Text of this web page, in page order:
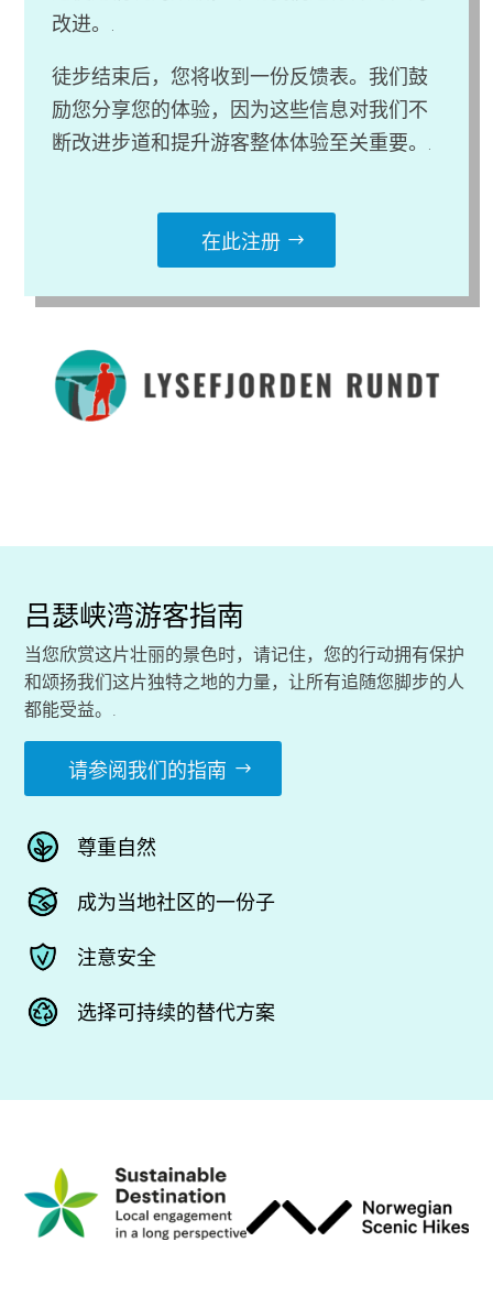
改进。.
徒步结束后，您将收到一份反馈表。我们鼓
励您分享您的体验，因为这些信息对我们不
断改进步道和提升游客整体体验至关重要。.
在此注册
吕瑟峡湾游客指南
当您欣赏这片壮丽的景色时，请记住，您的行动拥有保护
和颂扬我们这片独特之地的力量，让所有追随您脚步的人
都能受益。.
请参阅我们的指南
尊重自然
成为当地社区的一份子
注意安全
选择可持续的替代方案